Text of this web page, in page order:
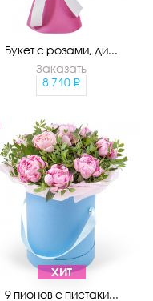
Букет с розами, ди...
Заказать
8 710
ХИТ
9 пионов с пистаки...